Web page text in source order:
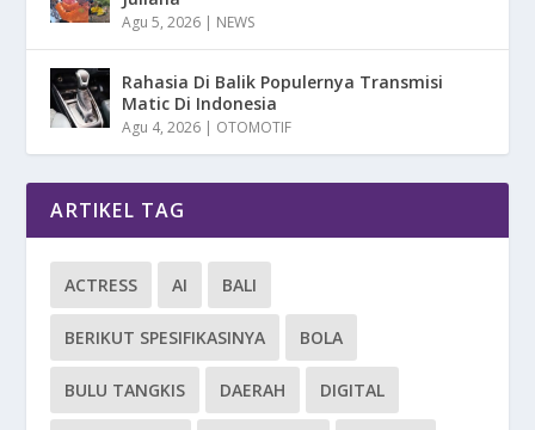
Agu 5, 2026 | NEWS
Rahasia Di Balik Populernya Transmisi
Matic Di Indonesia
Agu 4, 2026 | OTOMOTIF
ARTIKEL TAG
ACTRESS AI BALI
BERIKUT SPESIFIKASINYA BOLA
BULU TANGKIS DAERAH DIGITAL